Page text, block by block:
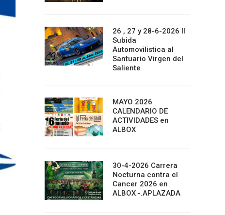
26 , 27 y 28-6-2026 II
Subida
Automovilistica al
Santuario Virgen del
Saliente
MAYO 2026
CALENDARIO DE
ACTIVIDADES en
ALBOX
30-4-2026 Carrera
Nocturna contra el
Cancer 2026 en
ALBOX -.APLAZADA